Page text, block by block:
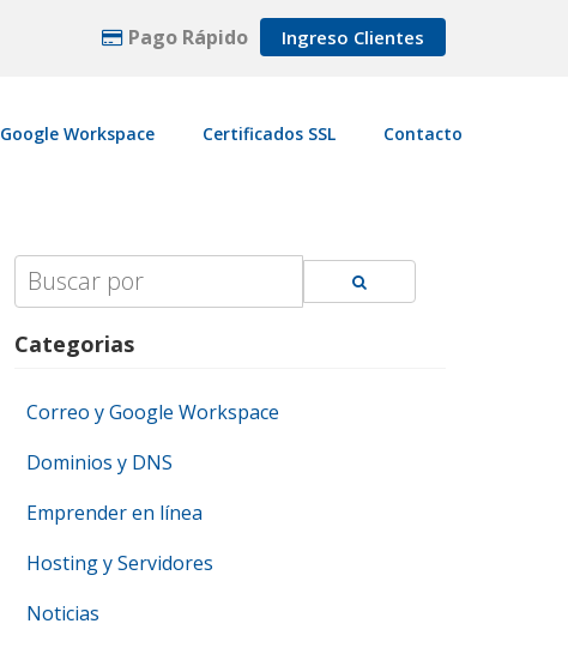
Pago Rápido Ingreso Clientes
Google Workspace Certificados SSL Contacto
Search
for:
Categorias
Correo y Google Workspace
Dominios y DNS
Emprender en línea
Hosting y Servidores
Noticias